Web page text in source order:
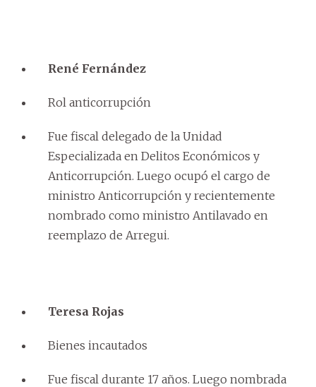
René Fernández
Rol anticorrupción
Fue fiscal delegado de la Unidad
Especializada en Delitos Económicos y
Anticorrupción. Luego ocupó el cargo de
ministro Anticorrupción y recientemente
nombrado como ministro Antilavado en
reemplazo de Arregui.
Teresa Rojas
Bienes incautados
Fue fiscal durante 17 años. Luego nombrada